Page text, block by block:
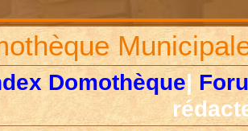
Domothèque|